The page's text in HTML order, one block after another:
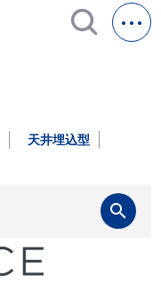
天井埋込型
search